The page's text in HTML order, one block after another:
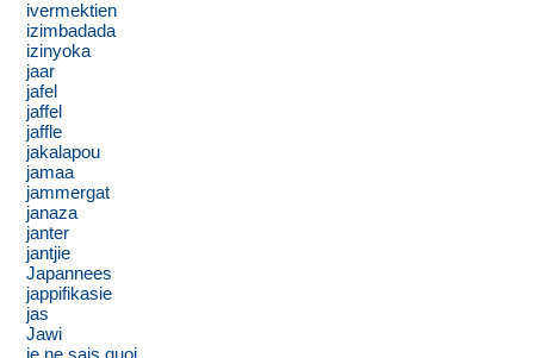
ivermektien
izimbadada
izinyoka
jaar
jafel
jaffel
jaffle
jakalapou
jamaa
jammergat
janaza
janter
jantjie
Japannees
jappifikasie
jas
Jawi